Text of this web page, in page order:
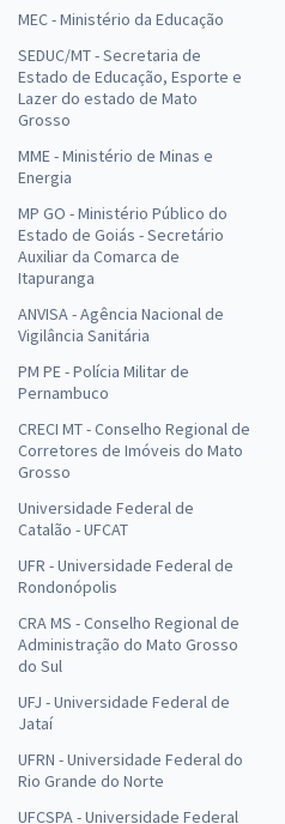
MEC - Ministério da Educação
SEDUC/MT - Secretaria de
Estado de Educação, Esporte e
Lazer do estado de Mato
Grosso
MME - Ministério de Minas e
Energia
MP GO - Ministério Público do
Estado de Goiás - Secretário
Auxiliar da Comarca de
Itapuranga
ANVISA - Agência Nacional de
Vigilância Sanitária
PM PE - Polícia Militar de
Pernambuco
CRECI MT - Conselho Regional de
Corretores de Imóveis do Mato
Grosso
Universidade Federal de
Catalão - UFCAT
UFR - Universidade Federal de
Rondonópolis
CRA MS - Conselho Regional de
Administração do Mato Grosso
do Sul
UFJ - Universidade Federal de
Jataí
UFRN - Universidade Federal do
Rio Grande do Norte
UFCSPA - Universidade Federal